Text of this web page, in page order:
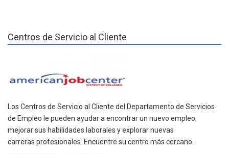
Centros de Servicio al Cliente
Los Centros de Servicio al Cliente del Departamento de Servicios
de Empleo le pueden ayudar a encontrar un nuevo empleo,
mejorar sus habilidades laborales y explorar nuevas
carreras profesionales. Encuentre su centro más cercano.